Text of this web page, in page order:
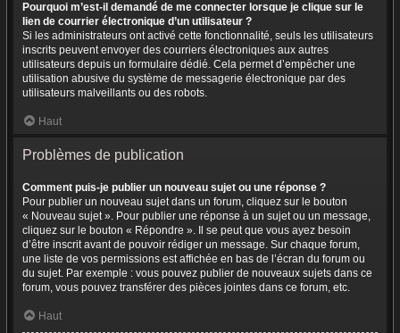
Pourquoi m’est-il demandé de me connecter lorsque je clique sur le
lien de courrier électronique d’un utilisateur ?
Si les administrateurs ont activé cette fonctionnalité, seuls les utilisateurs
inscrits peuvent envoyer des courriers électroniques aux autres
utilisateurs depuis un formulaire dédié. Cela permet d’empêcher une
utilisation abusive du système de messagerie électronique par des
utilisateurs malveillants ou des robots.
Haut
Problèmes de publication
Comment puis-je publier un nouveau sujet ou une réponse ?
Pour publier un nouveau sujet dans un forum, cliquez sur le bouton
« Nouveau sujet ». Pour publier une réponse à un sujet ou un message,
cliquez sur le bouton « Répondre ». Il se peut que vous ayez besoin
d’être inscrit avant de pouvoir rédiger un message. Sur chaque forum,
une liste de vos permissions est affichée en bas de l’écran du forum ou
du sujet. Par exemple : vous pouvez publier de nouveaux sujets dans ce
forum, vous pouvez transférer des pièces jointes dans ce forum, etc.
Haut